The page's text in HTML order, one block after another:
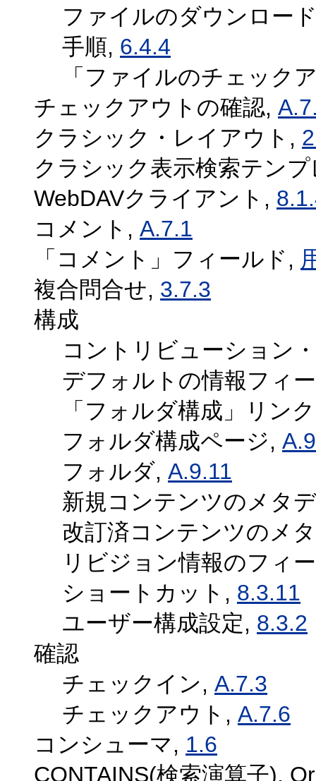
ファイルのダウンロー
手順, 6.4.4
「ファイルのチェック
チェックアウトの確認,
クラシック・レイアウト,
クラシック表示検索テン
WebDAVクライアント,
コメント, A.7.1
「コメント」フィールド,
複合問合せ, 3.7.3
構成
コントリビューション
デフォルトの情報フィ
「フォルダ構成」リン
フォルダ構成ページ,
フォルダ, A.9.11
新規コンテンツのメタ
改訂済コンテンツのメ
リビジョン情報のフィ
ショートカット, 8.3.11
ユーザー構成設定, 8.3.2
確認
チェックイン, A.7.3
チェックアウト, A.7.6
コンシューマ, 1.6
CONTAINS(検索演算子),